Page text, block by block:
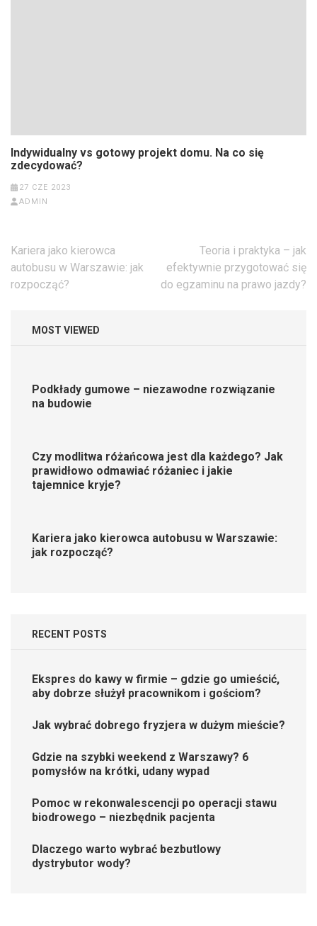
Indywidualny vs gotowy projekt domu. Na co się
zdecydować?
27 CZE 2023
ADMIN
Nawigacja
wpisu
Kariera jako kierowca
autobusu w Warszawie: jak
rozpocząć?
Teoria i praktyka – jak
efektywnie przygotować się
do egzaminu na prawo jazdy?
MOST VIEWED
Podkłady gumowe – niezawodne rozwiązanie
na budowie
Czy modlitwa różańcowa jest dla każdego? Jak
prawidłowo odmawiać różaniec i jakie
tajemnice kryje?
Kariera jako kierowca autobusu w Warszawie:
jak rozpocząć?
RECENT POSTS
Ekspres do kawy w firmie – gdzie go umieścić,
aby dobrze służył pracownikom i gościom?
Jak wybrać dobrego fryzjera w dużym mieście?
Gdzie na szybki weekend z Warszawy? 6
pomysłów na krótki, udany wypad
Pomoc w rekonwalescencji po operacji stawu
biodrowego – niezbędnik pacjenta
Dlaczego warto wybrać bezbutlowy
dystrybutor wody?